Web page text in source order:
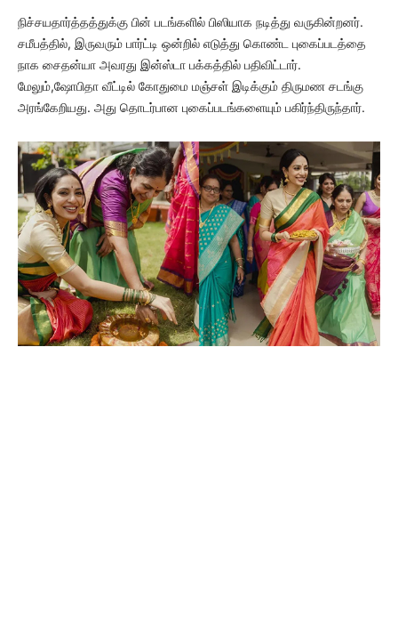
நிச்சயதார்த்தத்துக்கு பின் படங்களில் பிஸியாக நடித்து வருகின்றனர்.
சமீபத்தில், இருவரும் பார்ட்டி ஒன்றில் எடுத்து கொண்ட புகைப்படத்தை
நாக சைதன்யா அவரது இன்ஸ்டா பக்கத்தில் பதிவிட்டார்.
மேலும்,ஷோபிதா வீட்டில் கோதுமை மஞ்சள் இடிக்கும் திருமண சடங்கு
அரங்கேறியது. அது தொடர்பான புகைப்படங்களையும் பகிர்ந்திருந்தார்.